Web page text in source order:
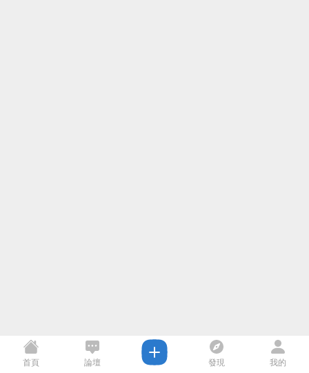
首頁 論壇 發現 我的